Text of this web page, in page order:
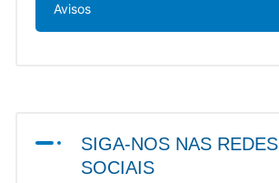
Avisos
SIGA-NOS NAS REDES
SOCIAIS